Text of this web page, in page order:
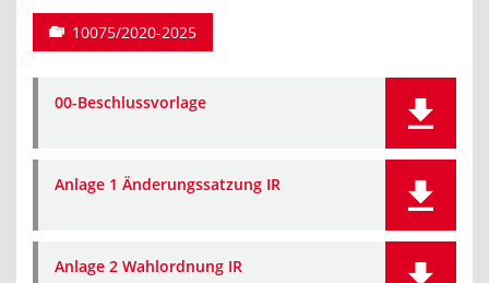
10075/2020-2025
00-Beschlussvorlage
Anlage 1 Änderungssatzung IR
Anlage 2 Wahlordnung IR